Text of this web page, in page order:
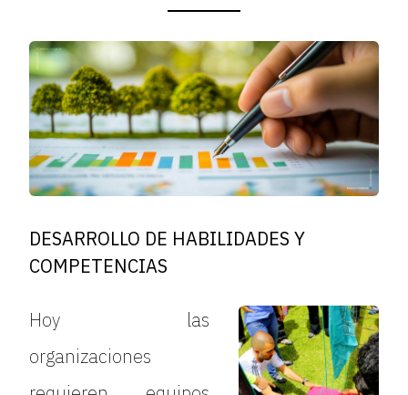
DESARROLLO DE HABILIDADES Y
COMPETENCIAS
Hoy las
organizaciones